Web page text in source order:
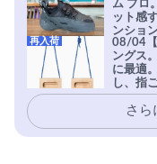
ム プロ
ット感
ンショ
実現。
を凌駕
安心感。
08/04【
ングス
に最適
し、指
イマー
再入荷
さら